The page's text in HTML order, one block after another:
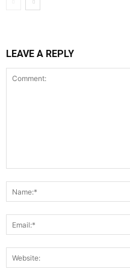
LEAVE A REPLY